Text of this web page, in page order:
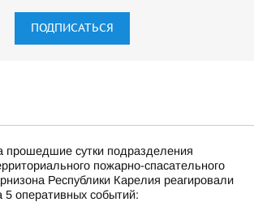
ПОДПИСАТЬСЯ
прошедшие сутки подразделения
пожарно-спасательного
Республики Карелия реагировали
5 оперативных событий: